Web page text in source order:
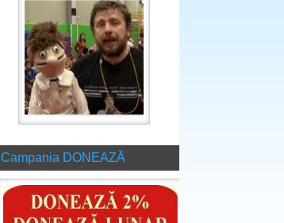
Campania DONEAZĂ